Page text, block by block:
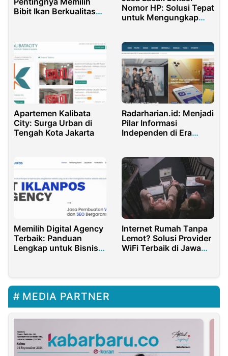
Bibit Ikan Berkualitas
Nomor HP: Solusi Tepat
untuk Mengungkap
Apartemen Kalibata
City: Surga Urban di
Tengah Kota Jakarta
Radarharian.id: Menjadi
Pilar Informasi
Independen di Era
Memilih Digital Agency
Terbaik: Panduan
Lengkap untuk Bisnis
Internet Rumah Tanpa
Lemot? Solusi Provider
WiFi Terbaik di Jawa
MEDIA PARTNER